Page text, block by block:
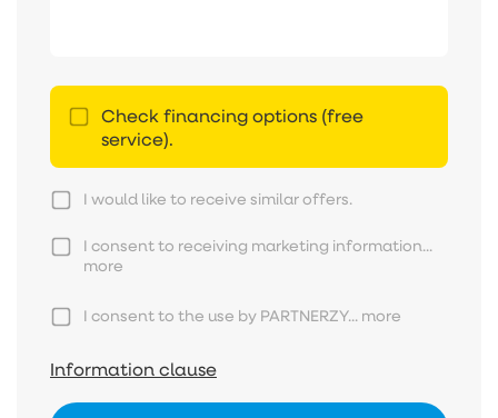
Check financing options (free
service).
I would like to receive similar offers.
I consent to receiving marketing information...
more
I consent to the use by PARTNERZY... more
Information clause